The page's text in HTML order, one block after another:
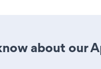
about our